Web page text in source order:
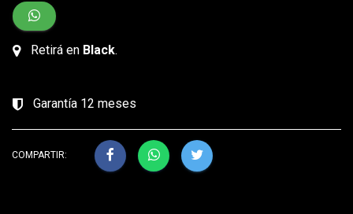
Retirá en Black.
Garantía 12 meses
COMPARTIR: